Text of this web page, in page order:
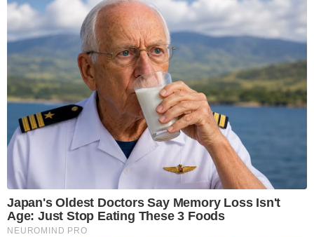
Japan's Oldest Doctors Say Memory Loss Isn't
Age: Just Stop Eating These 3 Foods
NEUROMIND PRO